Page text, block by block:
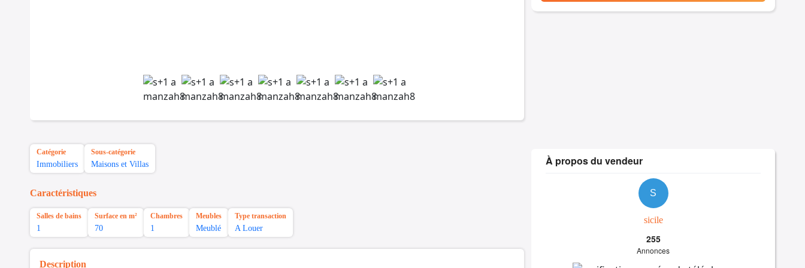
Catégorie
Immobiliers
Sous-catégorie
Maisons et Villas
Caractéristiques
Salles de bains
1
Surface en m²
70
Chambres
1
Meubles
Meublé
Type transaction
A Louer
Description
À propos du vendeur
S
sicile
255
Annonces